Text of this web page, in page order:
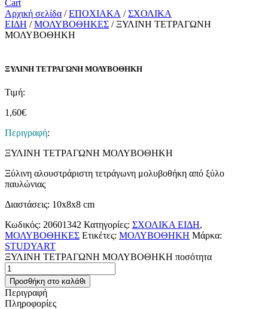
Cart
Αρχική σελίδα /ΕΠΟΧΙΑΚΑ /ΣΧΟΛΙΚΑ
ΕΙΔΗ /ΜΟΛΥΒΟΘΗΚΕΣ / ΞΥΛΙΝΗ ΤΕΤΡΑΓΩΝΗ
ΜΟΛΥΒΟΘΗΚΗ
ΞΥΛΙΝΗ ΤΕΤΡΑΓΩΝΗ ΜΟΛΥΒΟΘΗΚΗ
Τιμή:
1,60€
Περιγραφή:
ΞΥΛΙΝΗ ΤΕΤΡΑΓΩΝΗ ΜΟΛΥΒΟΘΗΚΗ
Ξύλινη αλουστράριστη τετράγωνη μολυβοθήκη από ξύλο
παυλώνιας
Διαστάσεις: 10x8x8 cm
Κωδικός: 20601342 Κατηγορίες: ΣΧΟΛΙΚΑ ΕΙΔΗ,
ΜΟΛΥΒΟΘΗΚΕΣ Ετικέτες: ΜΟΛΥΒΟΘΗΚΗ Μάρκα:
STUDYART
ΞΥΛΙΝΗ ΤΕΤΡΑΓΩΝΗ ΜΟΛΥΒΟΘΗΚΗ ποσότητα
Προσθήκη στο καλάθι
Περιγραφή
Πληροφορίες